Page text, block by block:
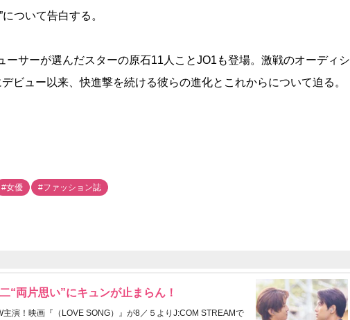
ついて告白する。
サーが選んだスターの原石11人ことJO1も登場。激戦のオーディシ
ビュー以来、快進撃を続ける彼らの進化とこれからについて迫る。
#女優 #ファッション誌
“両片思い”にキュンが止まらん！
演！映画『（LOVE SONG）』が8／５よりJ:COM STREAMで